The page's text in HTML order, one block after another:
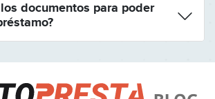
documentos para poder